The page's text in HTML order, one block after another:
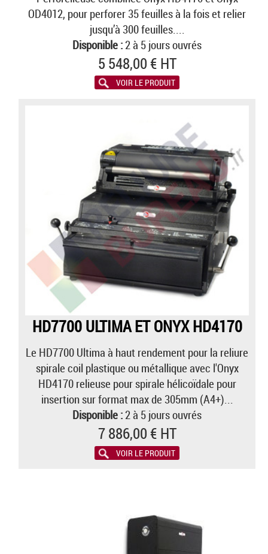
OD4012, pour perforer 35 feuilles à la fois et relier
jusqu’à 300 feuilles....
Disponible :2 à 5 jours ouvrés
5 548,00 € HT
VOIR LE PRODUIT
HD7700 ULTIMA ET ONYX HD4170
Le HD7700 Ultima à haut rendement pour la reliure
spirale coil plastique ou métallique avec l'Onyx
HD4170 relieuse pour spirale hélicoïdale pour
insertion sur format max de 305mm (A4+)...
Disponible :2 à 5 jours ouvrés
7 886,00 € HT
VOIR LE PRODUIT